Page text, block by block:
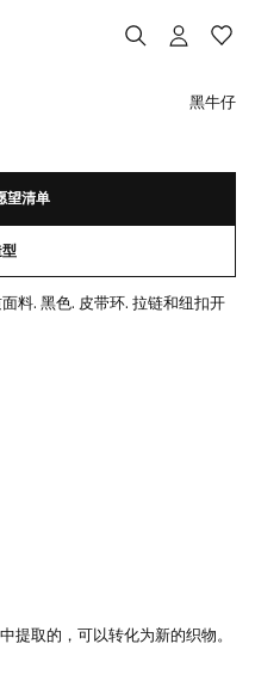
黑牛仔
望清单
料. 黑色. 皮带环. 拉链和纽扣开
提取的，可以转化为新的织物。